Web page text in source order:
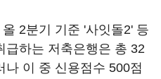
2분기 기준 '사잇돌2' 등
급하는 저축은행은 총 32
나 이 중 신용점수 500점